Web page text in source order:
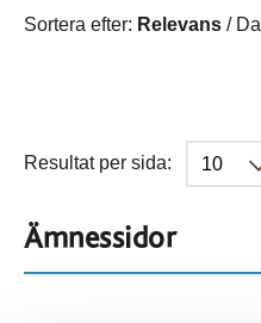
Sortera efter: Relevans /
Resultat per sida:
Ämnessidor